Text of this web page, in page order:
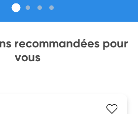
recommandées pour
vous